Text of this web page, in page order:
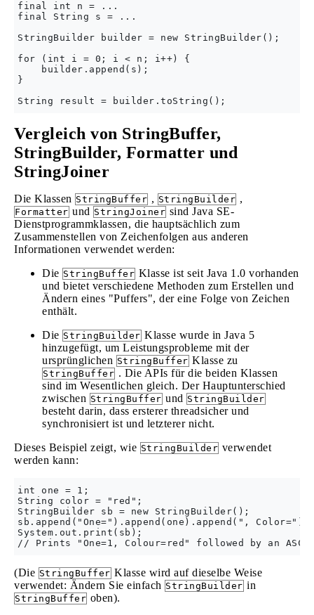
final int n = ...
final String s = ...
StringBuilder builder = new StringBuilder();
for (int i = 0; i < n; i++) {
    builder.append(s);
}
Vergleich von StringBuffer,
StringBuilder, Formatter und
StringJoiner
Die Klassen StringBuffer , StringBuilder ,
Formatter und StringJoiner sind Java SE-
Dienstprogrammklassen, die hauptsächlich zum
Zusammenstellen von Zeichenfolgen aus anderen
Informationen verwendet werden:
Die StringBuffer Klasse ist seit Java 1.0 vorhanden
und bietet verschiedene Methoden zum Erstellen und
Ändern eines "Puffers", der eine Folge von Zeichen
enthält.
Die StringBuilder Klasse wurde in Java 5
hinzugefügt, um Leistungsprobleme mit der
ursprünglichen StringBuffer Klasse zu
StringBuffer . Die APIs für die beiden Klassen
sind im Wesentlichen gleich. Der Hauptunterschied
zwischen StringBuffer und StringBuilder
besteht darin, dass ersterer threadsicher und
synchronisiert ist und letzterer nicht.
Dieses Beispiel zeigt, wie StringBuilder verwendet
werden kann:
int one = 1;
String color = "red";
StringBuilder sb = new StringBuilder();
sb.append("One=").append(one).append(",
System.out.print(sb);
(Die StringBuffer Klasse wird auf dieselbe Weise
verwendet: Ändern Sie einfach StringBuilder in
StringBuffer oben).